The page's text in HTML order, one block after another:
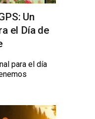
Un
el Día de
para el día